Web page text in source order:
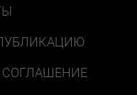
СОГЛАШЕНИЕ